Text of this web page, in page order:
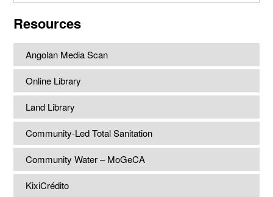
Resources
Angolan Media Scan
Online Library
Land Library
Community-Led Total Sanitation
Community Water – MoGeCA
KixiCrédito